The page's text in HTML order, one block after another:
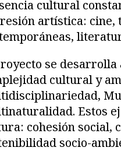
cultural
artística: cine,
se
cultural y
Estos
cohesión social,
socio-